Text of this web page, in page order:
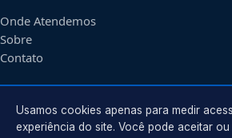
Onde Atendemos
Sobre
Contato
CONTATO
Usamos cookies apenas para medir
experiência do site. Você pode aceitar